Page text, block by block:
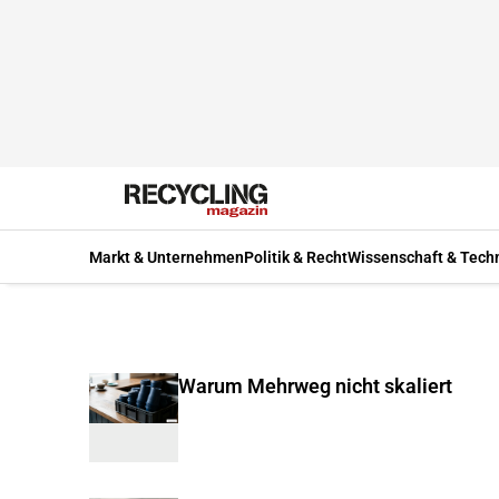
Markt & UnternehmenPolitik & RechtWissenschaft &
Warum Mehrweg nicht skaliert